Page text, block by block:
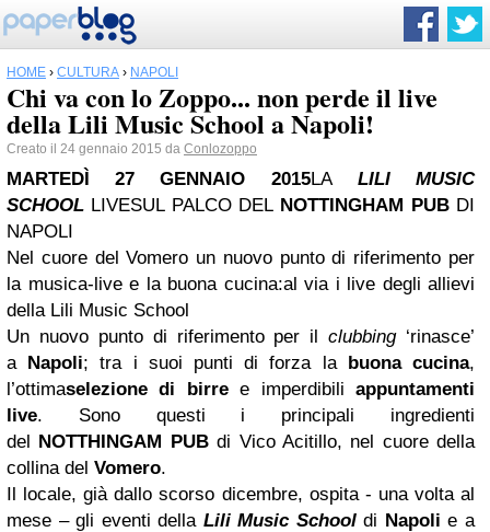
HOME › CULTURA › NAPOLI
Chi va con lo Zoppo... non perde il live
della Lili Music School a Napoli!
Creato il 24 gennaio 2015 da Conlozoppo
MARTEDÌ 27 GENNAIO 2015LA
LILI MUSIC
SCHOOL LIVESUL PALCO DEL NOTTINGHAM PUB DI
NAPOLI
Nel cuore del Vomero un nuovo punto di riferimento per
la musica-live e la buona cucina:al via i live degli allievi
della Lili Music School
Un nuovo punto di riferimento per ilclubbing‘rinasce’
a Napoli; tra i suoi punti di forza la buona cucina,
l’ottimaselezione di birree imperdibiliappuntamenti
live. Sono questi i principali ingredienti
del NOTTHINGAM PUBdi Vico Acitillo, nel cuore della
collina del Vomero.
Il locale, già dallo scorso dicembre, ospita - una volta al
mese – gli eventi della Lili Music Schooldi Napoli e a